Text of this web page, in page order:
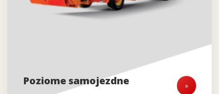
»
Poziome samojezdne